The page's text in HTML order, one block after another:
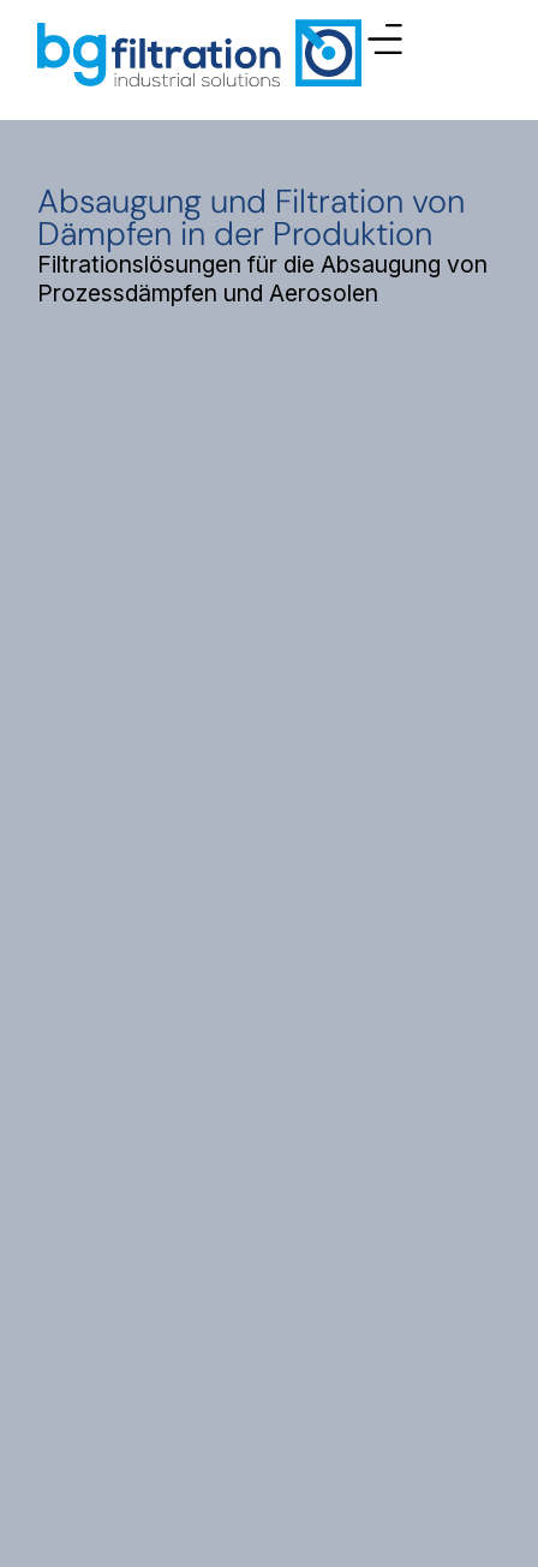
Absaugung und Filtration von
Dämpfen in der Produktion
Filtrationslösungen für die Absaugung von
Prozessdämpfen und Aerosolen